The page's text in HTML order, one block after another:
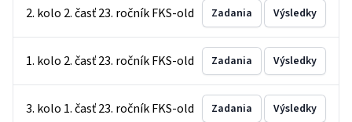
2. kolo 2. časť 23. ročník FKS-old Zadania Výsledky
1. kolo 2. časť 23. ročník FKS-old Zadania Výsledky
3. kolo 1. časť 23. ročník FKS-old Zadania Výsledky